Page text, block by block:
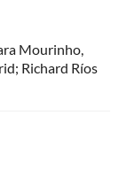
Mourinho,
Richard Ríos